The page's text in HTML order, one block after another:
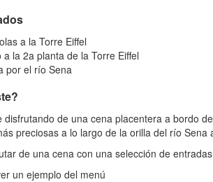
a la Torre Eiffel
la 2a planta de la Torre Eiffel
por el río Sena
disfrutando de una cena placentera a bordo
preciosas a lo largo de la orilla del río Sena
de una cena con una selección de
un ejemplo del menú